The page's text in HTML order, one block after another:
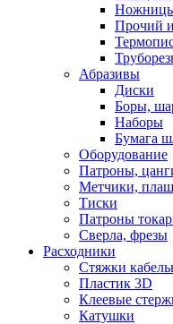
Прочий
Абразивы
Диски
Боры,
Наборы
Бумага
Оборудование
Патроны,
Метчики,
Тиски
Патроны
Сверла, фрезы
Расходники
Стяжки
Пластик 3D
Клеевые
Катушки